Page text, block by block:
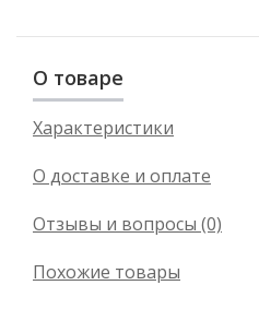
О товаре
Характеристики
О доставке и оплате
Отзывы и вопросы (0)
Похожие товары